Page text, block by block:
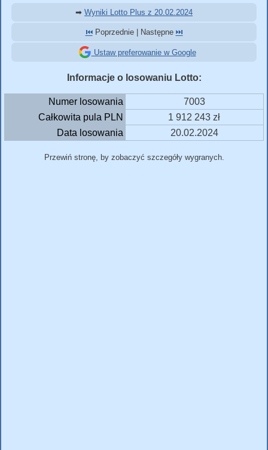
➡ Wyniki Lotto Plus z 20.02.2024
⏮️Poprzednie | Następne ⏭️
Ustaw preferowanie w Google
Informacje o losowaniu Lotto:
Numer losowania
7003
Całkowita pula PLN
1 912 243 zł
Data losowania
20.02.2024
Przewiń stronę, by zobaczyć szczegóły wygranych.